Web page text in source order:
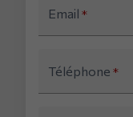
Email *
Téléphone *